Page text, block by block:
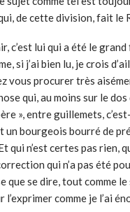
de cette division, fait le
c’est lui qui a été le
si j’ai bien lu, je crois
vous procurer très
qui, au moins sur le dos
», entre guillemets,
un bourgeois bourré de
n’est certes pas rien,
qui n’a pas été
que se dire, tout comme
comme je l’ai